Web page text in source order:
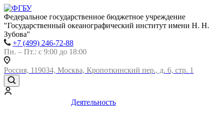
Федеральное государственное бюджетное учреждение
"Государственный океанографический институт имени Н. Н.
Зубова"
+7 (499) 246-72-88
Пн. – Пт.: с 9:00 до 18:00
Россия, 119034, Москва, Кропоткинский пер., д. 6, стр. 1
Деятельность